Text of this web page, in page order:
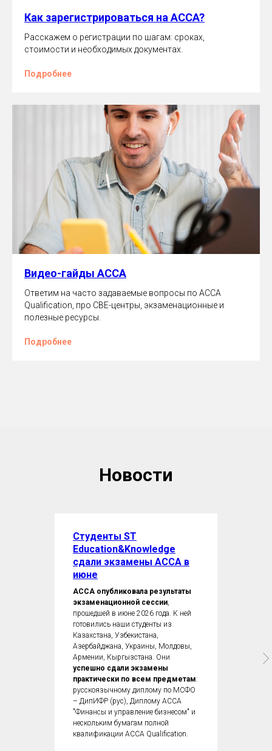
Как зарегистрироваться на ACCA?
Расскажем о регистрации по шагам: сроках,
стоимости и необходимых документах.
Подробнее
Видео-гайды ACCA
Ответим на часто задаваемые вопросы по ACCA
Qualification, про CBE-центры, экзаменационные и
полезные ресурсы.
Подробнее
Новости
Студенты ST
Education&Knowledge
сдали экзамены ACCA в
июне
ACCA опубликовала результаты
экзаменационной сессии
прошедшей в июне 2026 года. К ней
готовились наши студенты из
Казахстана, Узбекистана,
Азербайджана, Украины, Молдовы,
Армении, Кыргызстана. Они
успешно сдали экзамены
практически по всем предметам:
русскоязычному диплому по МСФО
– ДипИФР (рус), Диплому ACCA
"Финансы и управление бизнесом" и
нескольким бумагам полной
квалификации ACCA Qualification.